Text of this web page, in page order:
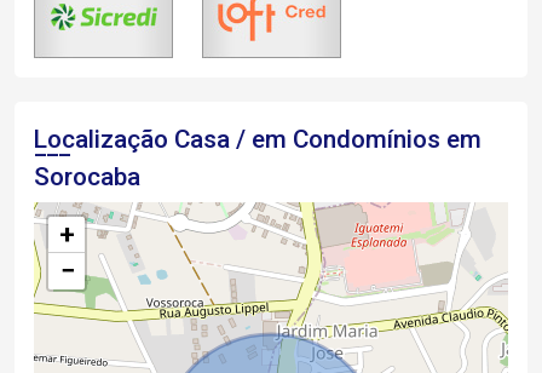
Localização Casa / em Condomínios em
Sorocaba
+
−